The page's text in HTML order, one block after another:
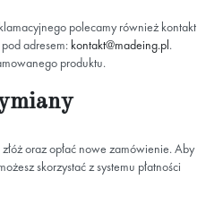
polecamy również kontakt
adresem: kontakt@madeing.pl.
produktu.
oraz opłać nowe zamówienie. Aby
skorzystać z systemu płatności